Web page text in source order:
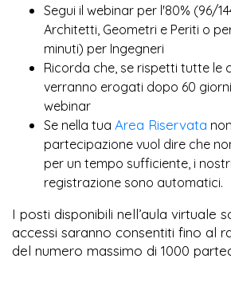
Segui il webinar per l'80% (96/
Architetti, Geometri e Periti o
minuti) per Ingegneri
Ricorda che, se rispetti tutte le
verranno erogati dopo 60
webinar
Se nella tua Area Riservata
partecipazione vuol dire che
per un tempo sufficiente, i
registrazione sono automatici.
I posti disponibili nell’aula virtuale
accessi saranno consentiti fino al
del numero massimo di 1000